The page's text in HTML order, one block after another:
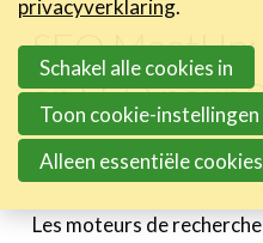
to
main
content
SEO MeetUp:
en SEO pour
17 november 2020
Les moteurs de
privacyverklaring.
Schakel alle cookies in
Toon cookie-instellingen
Alleen essentiële cookies